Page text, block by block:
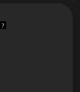
?